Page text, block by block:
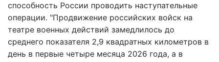
способность России проводить наступательные
операции. "Продвижение российских войск на
театре военных действий замедлилось до
среднего показателя 2,9 квадратных километров в
день в первые четыре месяца 2026 года, а в